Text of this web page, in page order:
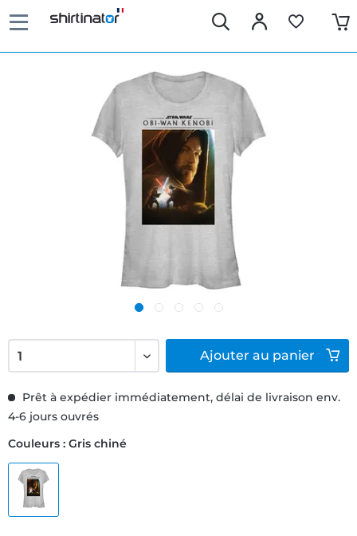
Prêt à expédier immédiatement, délai de livraison env.
4-6 jours ouvrés
Couleurs : Gris chiné
Ajouter au panier